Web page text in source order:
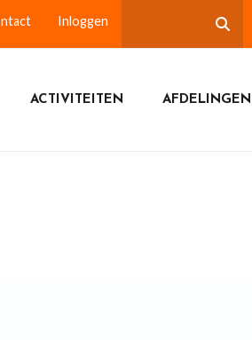
Inloggen
ACTIVITEITEN AFDELINGEN